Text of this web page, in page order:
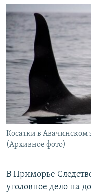
поиску
СЕВЕР.РЕАЛИИ
СИБИРЬ.РЕАЛИИ
РАСПИСАНИЕ
ПОДПИШИТЕСЬ НА
СОЦИАЛЬНЫЕ СЕТИ
Косатки в Авачинском
(Архивное фото)
В Приморье
уголовное дело на